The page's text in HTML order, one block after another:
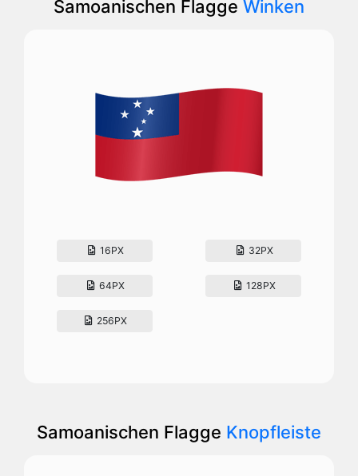
Samoanischen Flagge Winken
16PX 32PX
64PX 128PX
256PX
Samoanischen Flagge Knopfleiste